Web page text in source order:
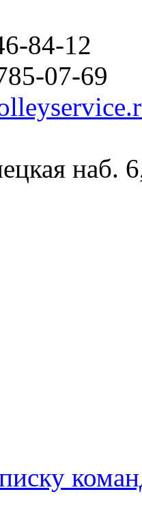
84-12
07-69
наб.